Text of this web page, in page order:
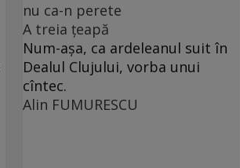
nu ca-n perete
A treia țeapă
Num-așa, ca ardeleanul suit în
Dealul Clujului, vorba unui
cîntec.
Alin FUMURESCU